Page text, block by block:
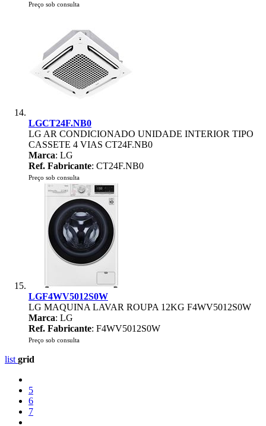
Preço sob consulta
LGCT24F.NB0
LG AR CONDICIONADO UNIDADE INTERIOR TIPO
CASSETE 4 VIAS CT24F.NB0
Marca: LG
Ref. Fabricante: CT24F.NB0
Preço sob consulta
LGF4WV5012S0W
LG MAQUINA LAVAR ROUPA 12KG F4WV5012S0W
Marca: LG
Ref. Fabricante: F4WV5012S0W
Preço sob consulta
list grid
5
6
7